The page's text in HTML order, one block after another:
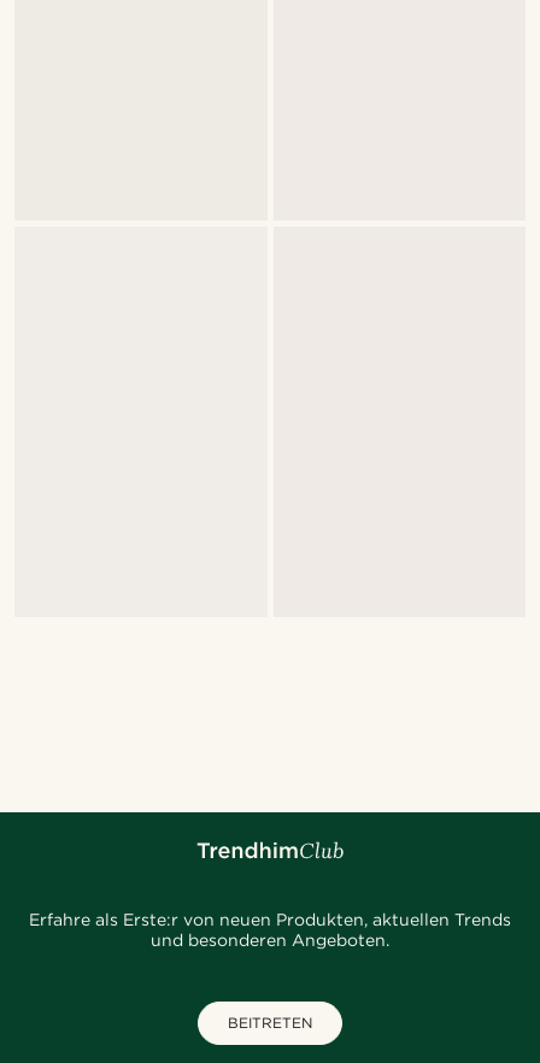
Erfahre als Erste:r von neuen Produkten, aktuellen Trends
und besonderen Angeboten.
BEITRETEN